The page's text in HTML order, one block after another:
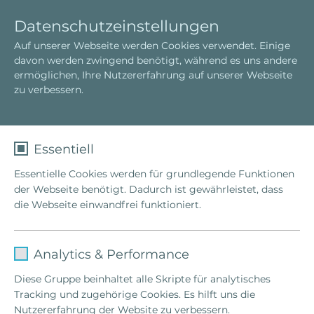
u
t
s
g
g
l
a
g
a
Familienstellen
Was ist Familienstellen?
Förderung der Gesundheit
Unser Körper ist vergeistigt. Alles,
Bewegungen des Geistes.
Bert Hellinger
Krankheit und Gesundheit
Über die Frage, wie Krankheiten mit
Familienverstrickungen zusammenhängen und
Datenschutzeinstellungen
Auf unserer Webseite werden Cookies verwendet. Einige
davon werden zwingend benötigt, während es uns andere
ermöglichen, Ihre Nutzererfahrung auf unserer Webseite
zu verbessern.
Essentiell
Essentielle Cookies werden für grundlegende Funktionen
der Webseite benötigt. Dadurch ist gewährleistet, dass
die Webseite einwandfrei funktioniert.
Laufzeit 1 Woche
Analytics & Performance
Diese Gruppe beinhaltet alle Skripte für analytisches
Tracking und zugehörige Cookies. Es hilft uns die
Nutzererfahrung der Website zu verbessern.